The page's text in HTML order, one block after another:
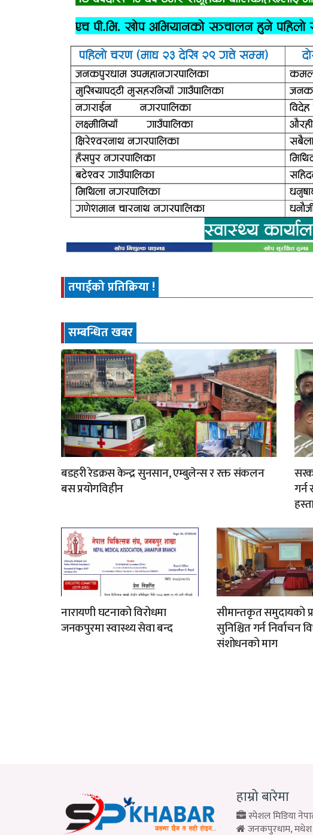
तपाईको प्रतिक्रिया !
सम्बन्धित खबर
बडहरी रेडक्रस केन्द्र सुनसान, एम्बुलेन्स र रक्त संकलन
बस प्रयोगविहीन
नारायणी घटनाको विरोधमा
जनकपुरमा स्वास्थ्य सेवा बन्द
सीमान्तकृत समुदायको
सुनिश्चित गर्न निर्वाचन
संशोधनको माग
हाम्रो बारेमा
स्पेशल मिडिया
जनकपुरधाम, मधेश